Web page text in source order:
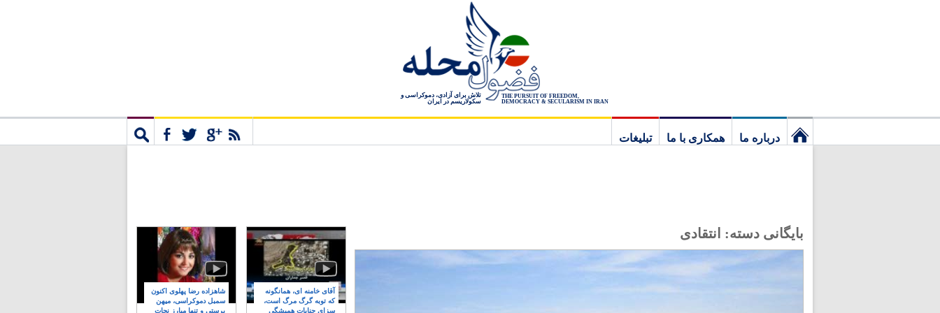
THE PURSUIT OF FREEDOM,
DEMOCRACY & SECULARISM IN IRAN
تلاش برای آزادی، دموکراسی و
سکولاریسم در ایران
درباره ما همکاری با ما
تبلیغات
بایگانی دسته: انتقادی
شاهزاده رضا پهلوی اکنون
سمبل دموکراسی، میهن
پرستی و تنها مبارز نجات
آقای خامنه ای، همانگونه
که توبه گرگ مرگ است،
سزای جنایات همیشگی